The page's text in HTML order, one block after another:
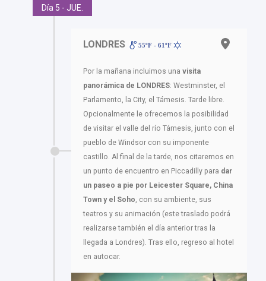
Día 5 - JUE.
LONDRES 55ºF - 61ºF
Por la mañana incluimos una visita
panorámica de LONDRES: Westminster, el
Parlamento, la City, el Támesis. Tarde libre.
Opcionalmente le ofrecemos la posibilidad
de visitar el valle del río Támesis, junto con el
pueblo de Windsor con su imponente
castillo. Al final de la tarde, nos citaremos en
un punto de encuentro en Piccadilly para dar
un paseo a pie por Leicester Square, China
Town y el Soho , con su ambiente, sus
teatros y su animación (este traslado podrá
realizarse también el día anterior tras la
llegada a Londres). Tras ello, regreso al hotel
en autocar.